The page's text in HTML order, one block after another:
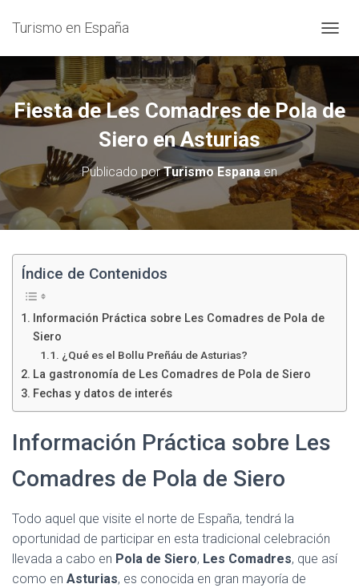
Turismo en España
A
I
A
O
D
O
D
E
A
Fiesta de Les Comadres de Pola de
Siero en Asturias
Publicado porTurismo Espana en
Índice de Contenidos
Información Práctica sobre Les Comadres de Pola de
Siero
¿Qué es el Bollu Preñáu de Asturias?
La gastronomía de Les Comadres de Pola de Siero
Fechas y datos de interés
Información Práctica sobre Les
Comadres de Pola de Siero
Todo aquel que visite el norte de España, tendrá la
oportunidad de participar en esta tradicional celebración
llevada a cabo en Pola de Siero, Les Comadres, que así
como en Asturias, es conocida en gran mayoría de